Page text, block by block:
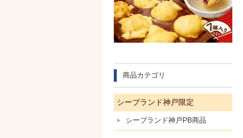
商品カテゴリ
シーブランド神戸限定
シーブランド神戸PB商品